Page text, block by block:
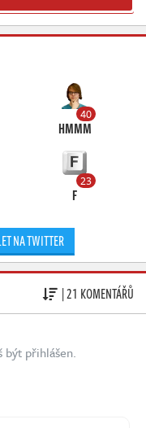
40
HMMM
23
F
NA TWITTER
| 21 KOMENTÁŘŮ
být přihlášen.